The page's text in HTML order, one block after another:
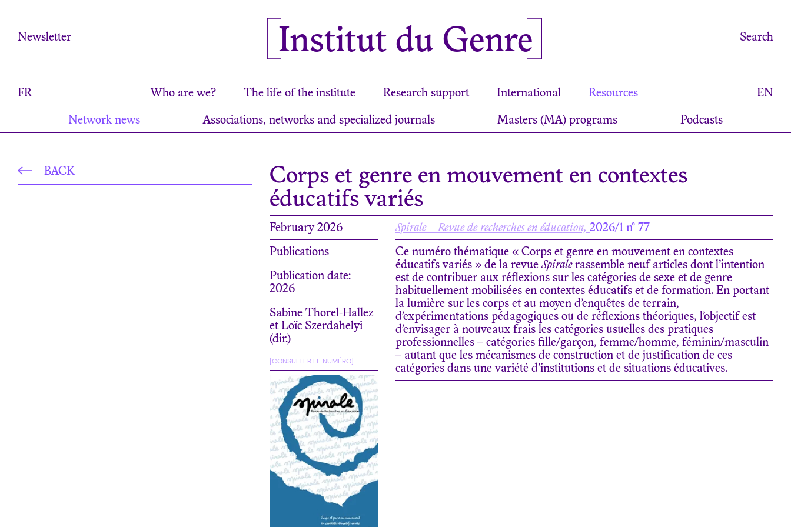
Newsletter Institut du Genre Search
FR Who are we? The life of the institute Research support International Resources EN
Network news Associations, networks and specialized journals Masters (MA) programs Podcasts
BACK
Corps et genre en mouvement en contextes
éducatifs variés
February 2026
Publications
Publication date:
2026
Sabine Thorel-Hallez
et Loïc Szerdahelyi
(dir.)
[CONSULTER LE NUMÉRO]
Spirale – Revue de recherches en éducation, 2026/1 n° 77
Ce numéro thématique « Corps et genre en mouvement en contextes
éducatifs variés » de la revue Spiralerassemble neuf articles dont l’intention
est de contribuer aux réflexions sur les catégories de sexe et de genre
habituellement mobilisées en contextes éducatifs et de formation. En portant
la lumière sur les corps et au moyen d’enquêtes de terrain,
d’expérimentations pédagogiques ou de réflexions théoriques, l’objectif est
d’envisager à nouveaux frais les catégories usuelles des pratiques
professionnelles – catégories fille/garçon, femme/homme, féminin/masculin
– autant que les mécanismes de construction et de justification de ces
catégories dans une variété d’institutions et de situations éducatives.